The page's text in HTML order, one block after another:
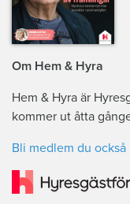
Om Hem & Hyra
Hem & Hyra är
kommer ut åtta
Bli medlem du också